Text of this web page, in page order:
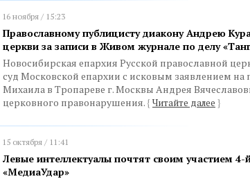
16 ноября / 15:23
Православному публицисту диакону Андрею
церкви за записи в Живом журнале по делу
Новосибирская епархия Русской православной
суд Московской епархии с исковым заявлением на
Михаила в Тропареве г. Москвы Андрея
церковного правонарушения. { Читайте далее }
15 октября / 11:41
Левые интеллектуалы почтят своим участием 4-
«МедиаУдар»